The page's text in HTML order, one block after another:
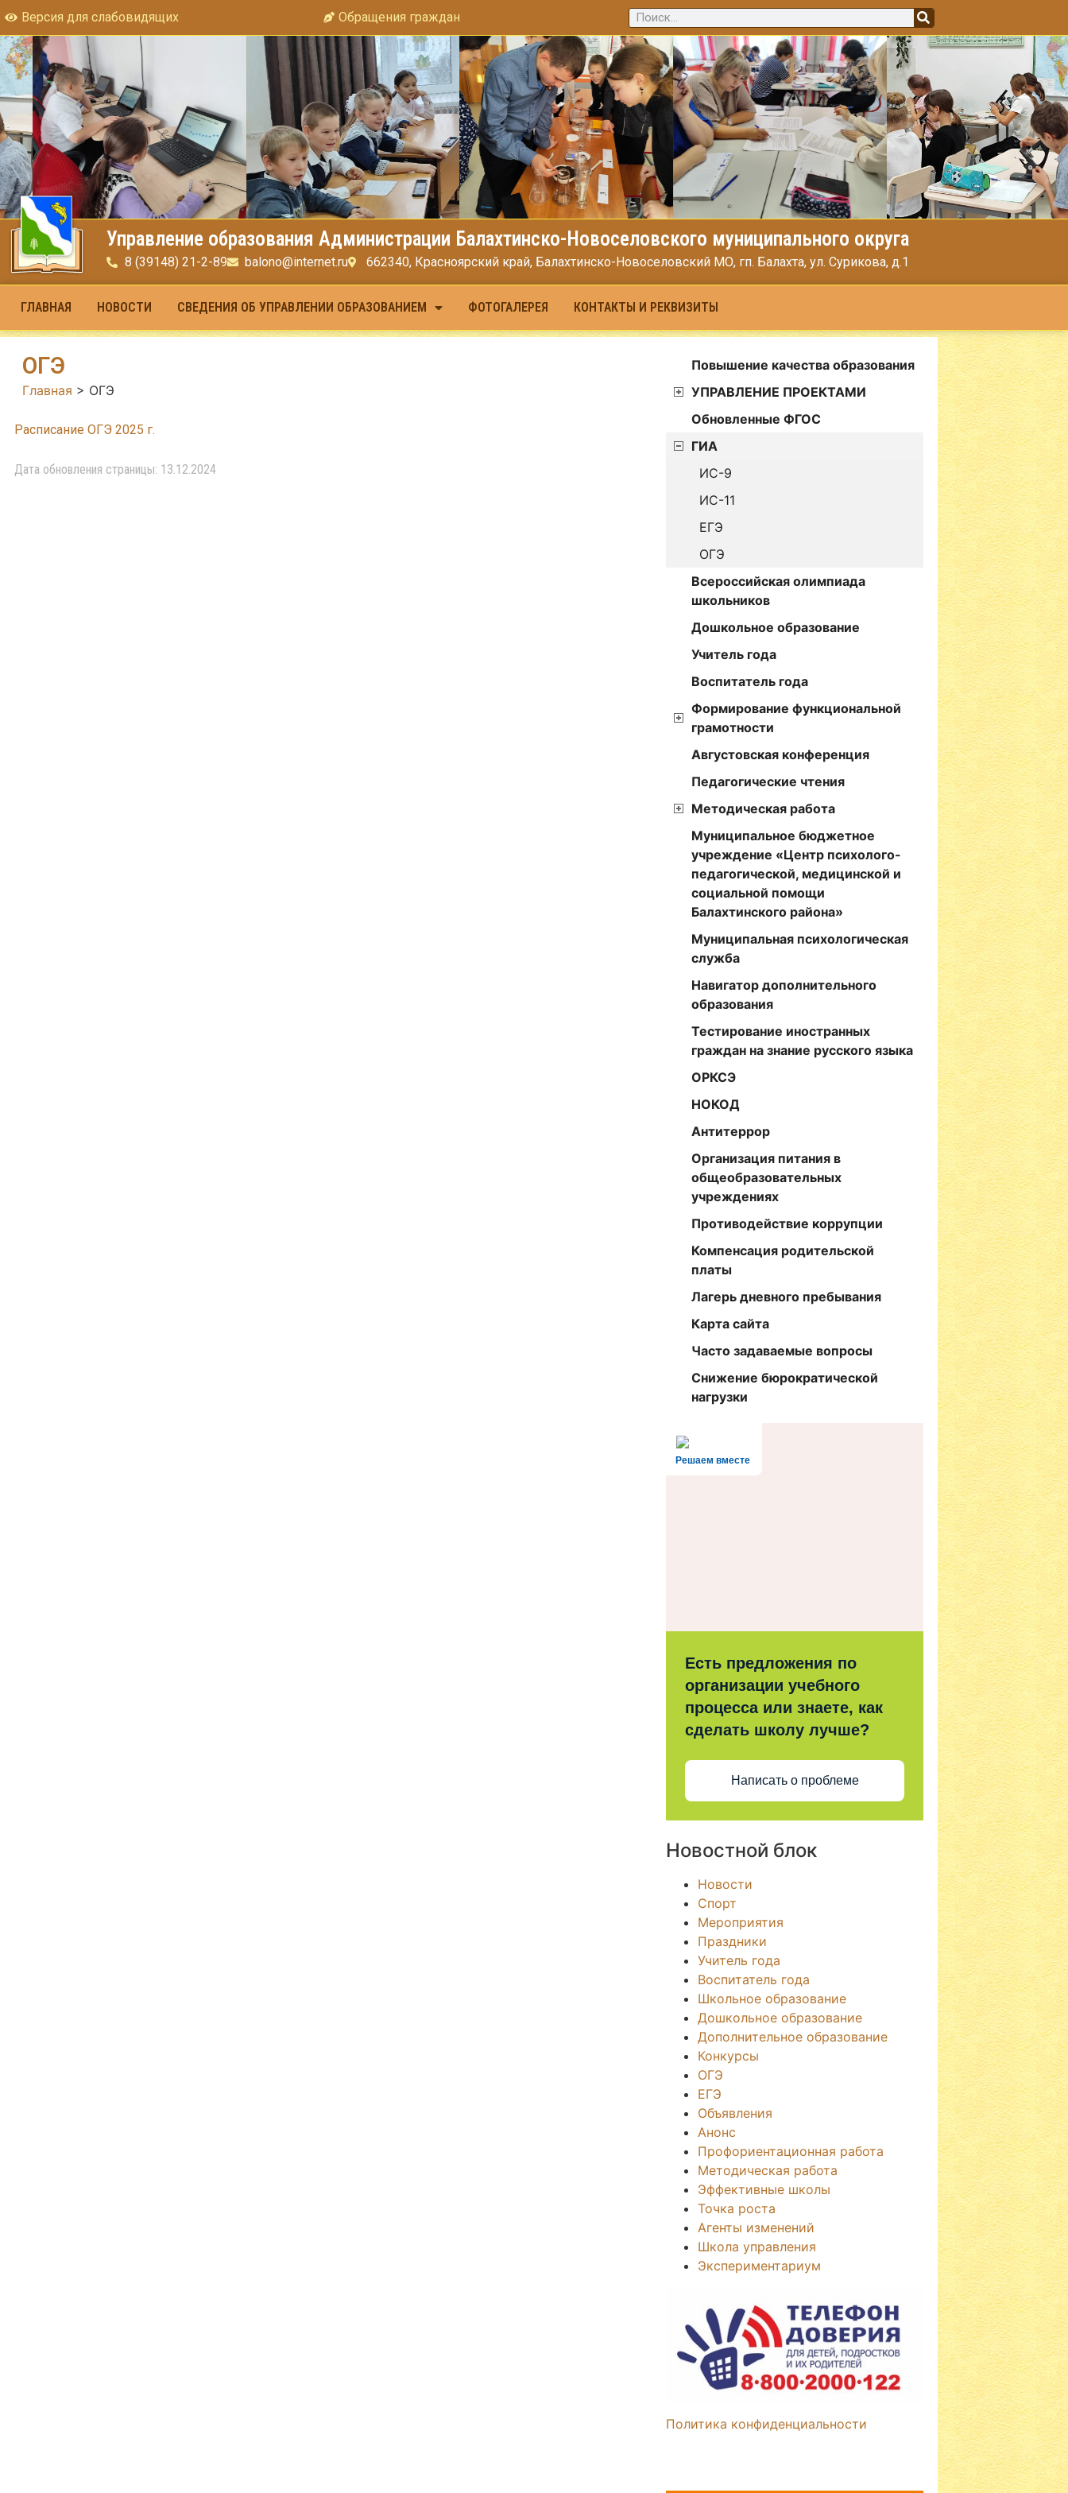
Версия для слабовидящих Обращения граждан
Управление образования Администрации Балахтинско-Новоселовского муниципального округа
8 (39148) 21-2-89 balono@internet.ru 662340, Красноярский край, Балахтинско-Новоселовский МО, гп. Балахта, ул. Сурикова, д.1
ГЛАВНАЯ НОВОСТИ СВЕДЕНИЯ ОБ УПРАВЛЕНИИ ОБРАЗОВАНИЕМ ФОТОГАЛЕРЕЯ КОНТАКТЫ И РЕКВИЗИТЫ
ОГЭ
Главная > ОГЭ
Расписание ОГЭ 2025 г.
Дата обновления страницы: 13.12.2024
Повышение качества образования
УПРАВЛЕНИЕ ПРОЕКТАМИ
Обновленные ФГОС
ГИА
ИС-9
ИС-11
ЕГЭ
ОГЭ
Всероссийская олимпиада
школьников
Дошкольное образование
Учитель года
Воспитатель года
Формирование функциональной
грамотности
Августовская конференция
Педагогические чтения
Методическая работа
Муниципальное бюджетное
учреждение «Центр психолого-
педагогической, медицинской и
социальной помощи
Балахтинского района»
Муниципальная психологическая
служба
Навигатор дополнительного
образования
Тестирование иностранных
граждан на знание русского языка
ОРКСЭ
НОКОД
Антитеррор
Организация питания в
общеобразовательных
учреждениях
Противодействие коррупции
Компенсация родительской
платы
Лагерь дневного пребывания
Карта сайта
Часто задаваемые вопросы
Снижение бюрократической
нагрузки
Решаем вместе
Есть предложения по
организации учебного
процесса или знаете, как
сделать школу лучше?
Написать о проблеме
Новостной блок
Новости
Спорт
Мероприятия
Праздники
Учитель года
Воспитатель года
Школьное образование
Дошкольное образование
Дополнительное образование
Конкурсы
ОГЭ
ЕГЭ
Объявления
Анонс
Профориентационная работа
Методическая работа
Эффективные школы
Точка роста
Агенты изменений
Школа управления
Экспериментариум
Политика конфиденциальности